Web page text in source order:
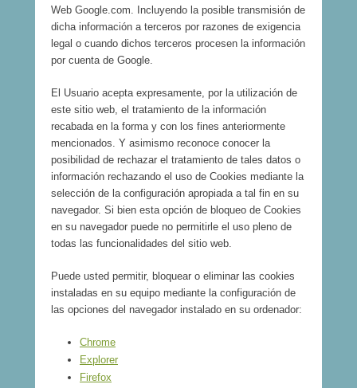
Web Google.com. Incluyendo la posible transmisión de
dicha información a terceros por razones de exigencia
legal o cuando dichos terceros procesen la información
por cuenta de Google.
El Usuario acepta expresamente, por la utilización de
este sitio web, el tratamiento de la información
recabada en la forma y con los fines anteriormente
mencionados. Y asimismo reconoce conocer la
posibilidad de rechazar el tratamiento de tales datos o
información rechazando el uso de Cookies mediante la
selección de la configuración apropiada a tal fin en su
navegador. Si bien esta opción de bloqueo de Cookies
en su navegador puede no permitirle el uso pleno de
todas las funcionalidades del sitio web.
Puede usted permitir, bloquear o eliminar las cookies
instaladas en su equipo mediante la configuración de
las opciones del navegador instalado en su ordenador:
Chrome
Explorer
Firefox